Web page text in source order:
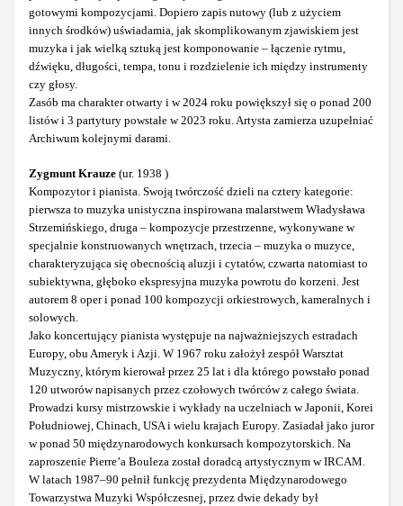
gotowymi kompozycjami. Dopiero zapis nutowy (lub z użyciem
innych środków) uświadamia, jak skomplikowanym zjawiskiem jest
muzyka i jak wielką sztuką jest komponowanie – łączenie rytmu,
dźwięku, długości, tempa, tonu i rozdzielenie ich między instrumenty
czy głosy.
Zasób ma charakter otwarty i w 2024 roku powiększył się o ponad 200
listów i 3 partytury powstałe w 2023 roku. Artysta zamierza uzupełniać
Archiwum kolejnymi darami.
Zygmunt Krauze (ur. 1938 )
Kompozytor i pianista. Swoją twórczość dzieli na cztery kategorie:
pierwsza to muzyka unistyczna inspirowana malarstwem Władysława
Strzemińskiego, druga – kompozycje przestrzenne, wykonywane w
specjalnie konstruowanych wnętrzach, trzecia – muzyka o muzyce,
charakteryzująca się obecnością aluzji i cytatów, czwarta natomiast to
subiektywna, głęboko ekspresyjna muzyka powrotu do korzeni. Jest
autorem 8 oper i ponad 100 kompozycji orkiestrowych, kameralnych i
solowych.
Jako koncertujący pianista występuje na najważniejszych estradach
Europy, obu Ameryk i Azji. W 1967 roku założył zespół Warsztat
Muzyczny, którym kierował przez 25 lat i dla którego powstało ponad
120 utworów napisanych przez czołowych twórców z całego świata.
Prowadzi kursy mistrzowskie i wykłady na uczelniach w Japonii, Korei
Południowej, Chinach, USA i wielu krajach Europy. Zasiadał jako juror
w ponad 50 międzynarodowych konkursach kompozytorskich. Na
zaproszenie Pierre’a Bouleza został doradcą artystycznym w IRCAM.
W latach 1987–90 pełnił funkcję prezydenta Międzynarodowego
Towarzystwa Muzyki Współczesnej, przez dwie dekady był